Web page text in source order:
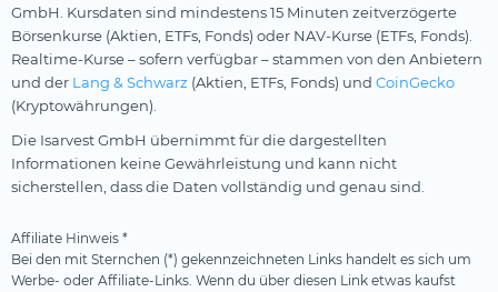
GmbH. Kursdaten sind mindestens 15 Minuten zeitverzögerte
Börsenkurse (Aktien, ETFs, Fonds) oder NAV-Kurse (ETFs, Fonds).
Realtime-Kurse – sofern verfügbar – stammen von den Anbietern
und der Lang & Schwarz (Aktien, ETFs, Fonds) und CoinGecko
(Kryptowährungen).
Die Isarvest GmbH übernimmt für die dargestellten
Informationen keine Gewährleistung und kann nicht
sicherstellen, dass die Daten vollständig und genau sind.
Affiliate Hinweis *
Bei den mit Sternchen (*) gekennzeichneten Links handelt es sich um
Werbe- oder Affiliate-Links. Wenn du über diesen Link etwas kaufst